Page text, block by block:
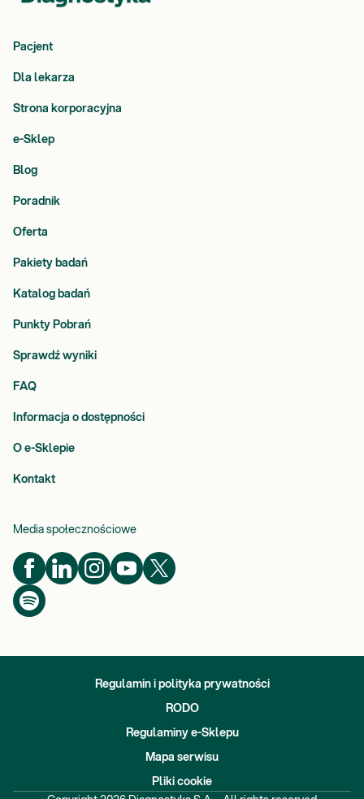
Pacjent
Dla lekarza
Strona korporacyjna
e-Sklep
Blog
Poradnik
Oferta
Pakiety badań
Katalog badań
Punkty Pobrań
Sprawdź wyniki
FAQ
Informacja o dostępności
O e-Sklepie
Kontakt
Media społecznościowe
Regulamin i polityka prywatności
RODO
Regulaminy e-Sklepu
Mapa serwisu
Pliki cookie